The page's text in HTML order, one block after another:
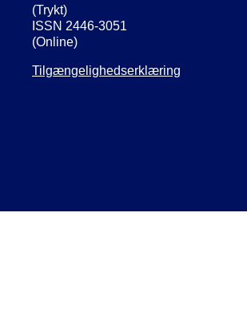
(Trykt)
ISSN 2446-3051
(Online)
Tilgængelighedserklæring